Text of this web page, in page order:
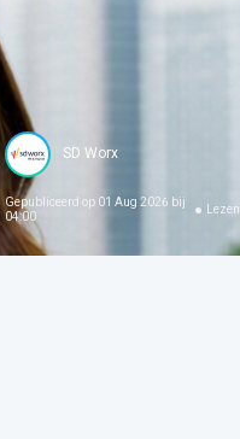
SD Worx
Gepubliceerd op 01 Aug 2026 bij
04:00
Lezen